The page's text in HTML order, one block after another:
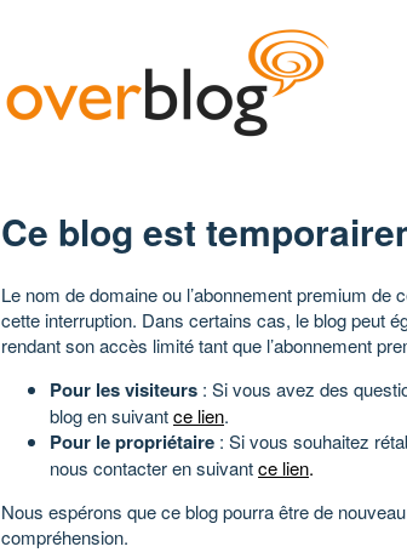
Ce blog est
Le nom de domaine ou l’abonnement premium de
cette interruption. Dans certains cas, le blog peut
rendant son accès limité tant que l’abonnement
Pour les visiteurs : Si vous avez des
blog en suivantce lien.
Pour le propriétaire : Si vous souhaitez
nous contacter en suivantce lien.
Nous espérons que ce blog pourra être de
compréhension.